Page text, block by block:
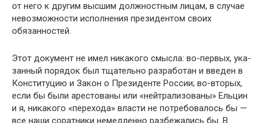
от него к другим высшим должностным лицам, в случае
невозможности исполнения президентом своих
обязанностей.
Этот документ не имел никакого смысла: во-первых, ука­
занный порядок был тщательно разработан и введен в
Кон­ституцию и Закон о Президенте России; во-вторых,
если бы были арестованы или «нейтрализованы» Ельцин
и я, ника­кого «перехода» власти не потребовалось бы —
все наши со­ратники немедленно разбежались бы. В